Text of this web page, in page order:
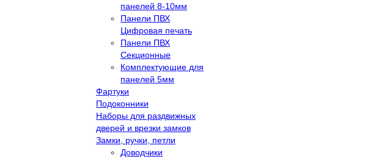
панелей 8-10мм
Панели ПВХ
Цифровая печать
Панели ПВХ
Секционные
Комплектующие для
панелей 5мм
Фартуки
Подоконники
Наборы для раздвижных
дверей и врезки замков
Замки, ручки, петли
Доводчики